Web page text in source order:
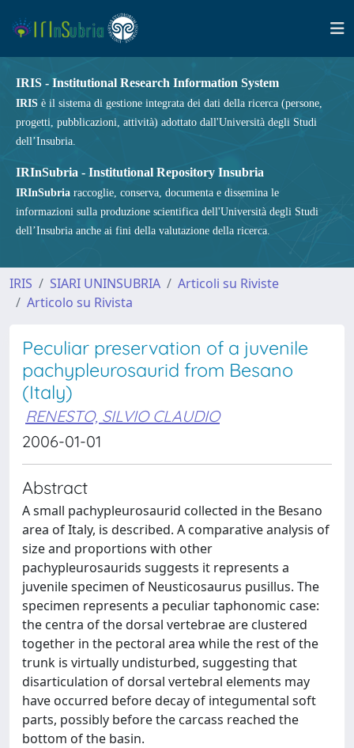
IRIS - Institutional Research Information System
IRIS è il sistema di gestione integrata dei dati della ricerca (persone,
progetti, pubblicazioni, attività) adottato dall'Università degli Studi
dell’Insubria.
IRInSubria - Institutional Repository Insubria
IRInSubria raccoglie, conserva, documenta e dissemina le
informazioni sulla produzione scientifica dell'Università degli Studi
dell’Insubria anche ai fini della valutazione della ricerca.
IRIS SIARI UNINSUBRIA
Articoli su Riviste
Articolo su Rivista
Peculiar preservation of a juvenile
pachypleurosaurid from Besano
(Italy)
RENESTO, SILVIO CLAUDIO
2006-01-01
Abstract
A small pachypleurosaurid collected in the Besano
area of Italy, is described. A comparative analysis of
size and proportions with other
pachypleurosaurids suggests it represents a
juvenile specimen of Neusticosaurus pusillus. The
specimen represents a peculiar taphonomic case:
the centra of the dorsal vertebrae are clustered
together in the pectoral area while the rest of the
trunk is virtually undisturbed, suggesting that
disarticulation of dorsal vertebral elements may
have occurred before decay of integumental soft
parts, possibly before the carcass reached the
bottom of the basin.